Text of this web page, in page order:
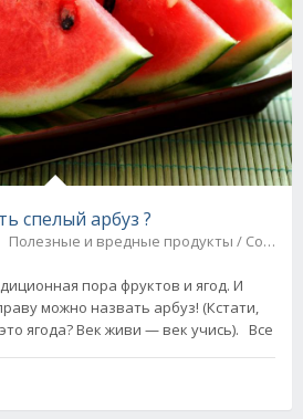
спелый арбуз ?
Полезные и
пора фруктов и ягод. И
можно назвать арбуз! (Кстати,
ягода? Век живи — век учись). Все